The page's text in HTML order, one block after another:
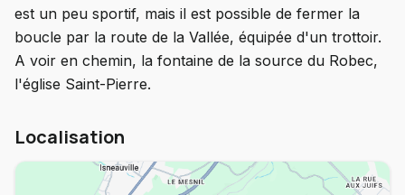
est un peu sportif, mais il est possible de fermer la
boucle par la route de la Vallée, équipée d'un trottoir.
A voir en chemin, la fontaine de la source du Robec,
l'église Saint-Pierre.
Localisation